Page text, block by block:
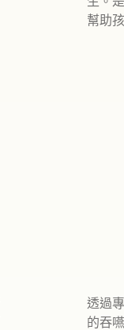
幫助
透過
的吞